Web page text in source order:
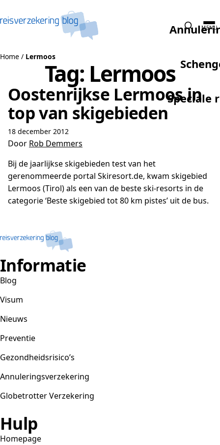
Speciale
MENU
Home / Lermoos
Tag: Lermoos
Oostenrijkse Lermoos in
top van skigebieden
18 december 2012
Door Rob Demmers
Bij de jaarlijkse skigebieden test van het
gerenommeerde portal Skiresort.de, kwam skigebied
Lermoos (Tirol) als een van de beste ski-resorts in de
categorie ‘Beste skigebied tot 80 km pistes’ uit de bus.
Informatie
Blog
Visum
Nieuws
Preventie
Gezondheidsrisico’s
Annuleringsverzekering
Globetrotter Verzekering
Hulp
Homepage